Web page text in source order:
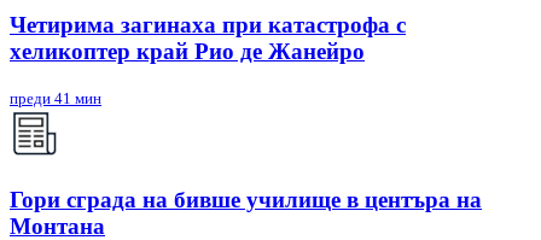
Четирима загинаха при катастрофа с
хеликоптер край Рио де Жанейро
преди 41 мин
Гори сграда на бивше училище в центъра на
Монтана